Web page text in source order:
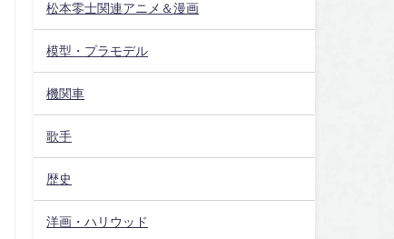
松本零士関連アニメ＆漫画
模型・プラモデル
機関車
歌手
歴史
洋画・ハリウッド